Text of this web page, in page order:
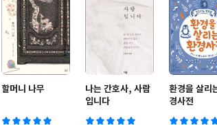
할머니 나무
나는 간호사, 사람
입니다
환경을 살리
경사전